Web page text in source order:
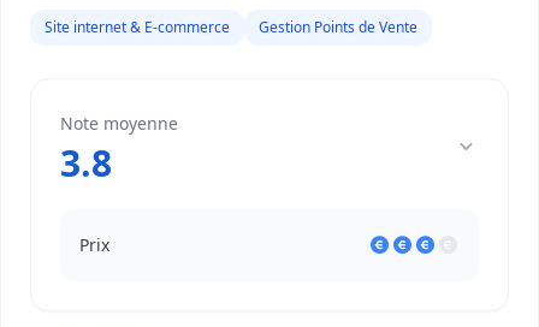
Site internet & E-commerce Gestion Points de Vente
Note moyenne
3.8
Prix